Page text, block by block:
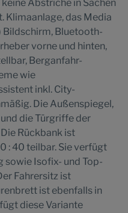
Abstriche in Sachen
Klimaanlage, das Media
Bildschirm, Bluetooth-
vorne und hinten,
Berganfahr-
wie
inkl. City-
Die Außenspiegel,
die Türgriffe der
Rückbank ist
: 40 teilbar. Sie verfügt
sowie Isofix- und Top-
Fahrersitz ist
ist ebenfalls in
diese Variante